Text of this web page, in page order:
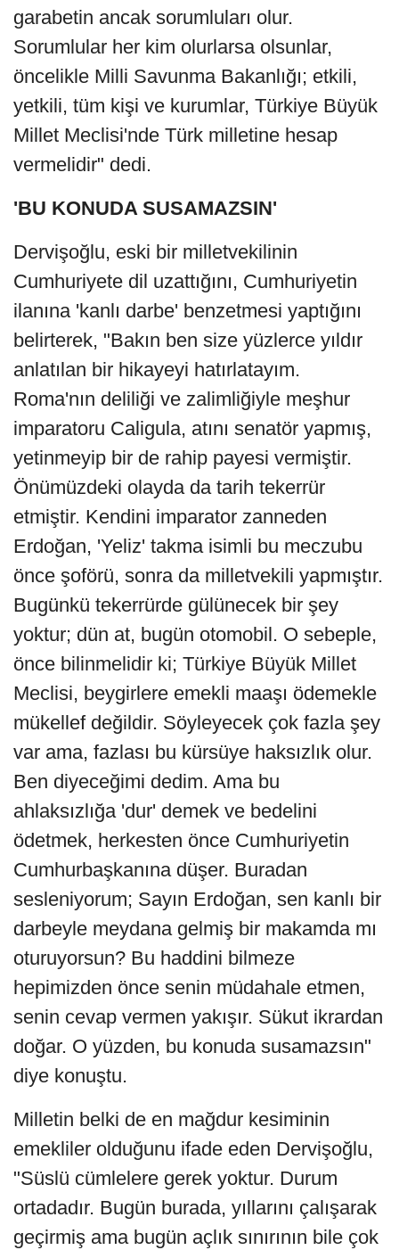
garabetin ancak sorumluları olur.
Sorumlular her kim olurlarsa olsunlar,
öncelikle Milli Savunma Bakanlığı; etkili,
yetkili, tüm kişi ve kurumlar, Türkiye Büyük
Millet Meclisi'nde Türk milletine hesap
vermelidir" dedi.
'BU KONUDA SUSAMAZSIN'
Dervişoğlu, eski bir milletvekilinin
Cumhuriyete dil uzattığını, Cumhuriyetin
ilanına 'kanlı darbe' benzetmesi yaptığını
belirterek, "Bakın ben size yüzlerce yıldır
anlatılan bir hikayeyi hatırlatayım.
Roma'nın deliliği ve zalimliğiyle meşhur
imparatoru Caligula, atını senatör yapmış,
yetinmeyip bir de rahip payesi vermiştir.
Önümüzdeki olayda da tarih tekerrür
etmiştir. Kendini imparator zanneden
Erdoğan, 'Yeliz' takma isimli bu meczubu
önce şoförü, sonra da milletvekili yapmıştır.
Bugünkü tekerrürde gülünecek bir şey
yoktur; dün at, bugün otomobil. O sebeple,
önce bilinmelidir ki; Türkiye Büyük Millet
Meclisi, beygirlere emekli maaşı ödemekle
mükellef değildir. Söyleyecek çok fazla şey
var ama, fazlası bu kürsüye haksızlık olur.
Ben diyeceğimi dedim. Ama bu
ahlaksızlığa 'dur' demek ve bedelini
ödetmek, herkesten önce Cumhuriyetin
Cumhurbaşkanına düşer. Buradan
sesleniyorum; Sayın Erdoğan, sen kanlı bir
darbeyle meydana gelmiş bir makamda mı
oturuyorsun? Bu haddini bilmeze
hepimizden önce senin müdahale etmen,
senin cevap vermen yakışır. Sükut ikrardan
doğar. O yüzden, bu konuda susamazsın"
diye konuştu.
Milletin belki de en mağdur kesiminin
emekliler olduğunu ifade eden Dervişoğlu,
"Süslü cümlelere gerek yoktur. Durum
ortadadır. Bugün burada, yıllarını çalışarak
geçirmiş ama bugün açlık sınırının bile çok